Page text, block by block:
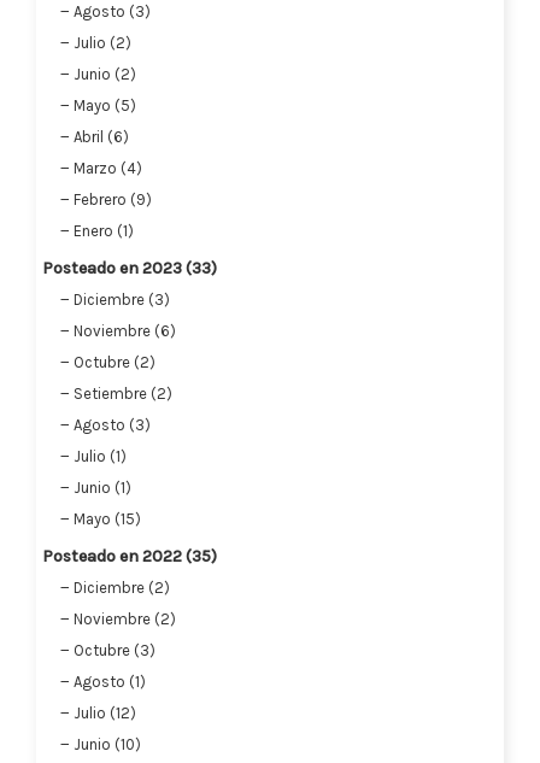
Agosto (3)
Julio (2)
Junio (2)
Mayo (5)
Abril (6)
Marzo (4)
Febrero (9)
Enero (1)
Posteado en 2023 (33)
Diciembre (3)
Noviembre (6)
Octubre (2)
Setiembre (2)
Agosto (3)
Julio (1)
Junio (1)
Mayo (15)
Posteado en 2022 (35)
Diciembre (2)
Noviembre (2)
Octubre (3)
Agosto (1)
Julio (12)
Junio (10)